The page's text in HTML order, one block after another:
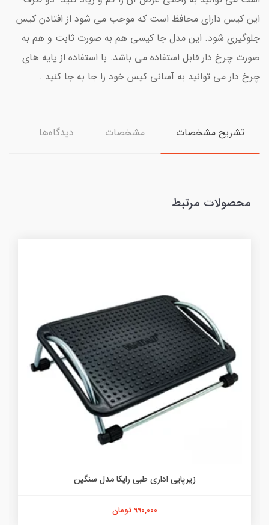
این کیس دارای محافظ است که موجب می شود از افتادن کیس
جلوگیری شود. این مدل جا کیسی هم به صورت ثابت و هم به
صورت چرخ دار قابل استفاده می باشد. با استفاده از پایه های
چرخ دار می توانید به آسانی کیس خود را جا به جا کنید .
تشریح مشخصات مشخصات دیدگاه‌ها
محصولات مرتبط
زیرپایی اداری طبی رایکا مدل سنگین
990,000 تومان